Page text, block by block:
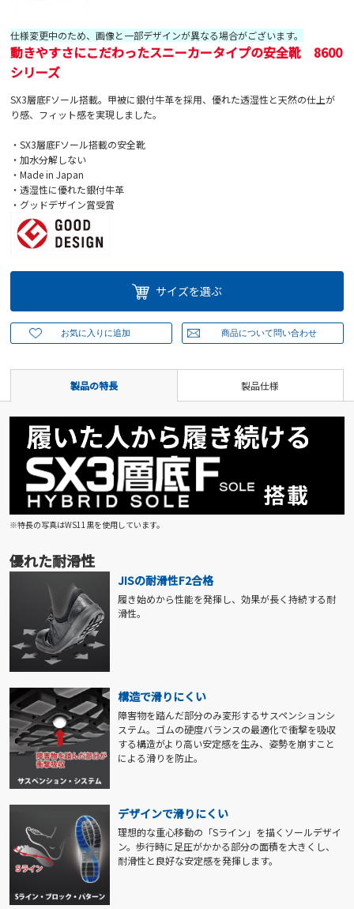
仕様変更中のため、画像と一部デザインが異なる場合がございます。
動きやすさにこだわったスニーカータイプの安全靴 8600
シリーズ
SX3層底Fソール搭載。甲被に銀付牛革を採用、優れた透湿性と天然の仕上が
り感、フィット感を実現しました。
・SX3層底Fソール搭載の安全靴
・加水分解しない
・Made in Japan
・透湿性に優れた銀付牛革
・グッドデザイン賞受賞
サイズを選ぶ
製品の特長 製品仕様
※特長の写真はWS11黒を使用しています。
優れた耐滑性
JISの耐滑性F2合格
履き始めから性能を発揮し、効果が長く持続する耐
滑性。
構造で滑りにくい
障害物を踏んだ部分のみ変形するサスペンションシ
ステム。ゴムの硬度バランスの最適化で衝撃を吸収
する構造がより高い安定感を生み、姿勢を崩すこと
による滑りを防止。
デザインで滑りにくい
理想的な重心移動の「Sライン」を描くソールデザイ
ン。歩行時に足圧がかかる部分の面積を大きくし、
耐滑性と良好な安定感を発揮します。